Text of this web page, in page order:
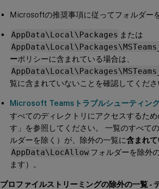
Microsoftの推奨事項に従ってフォルダー
AppData\Local\Packages または
ーポリシーに含まれている場合は、
覧に含まれていないことを確認してくださ
Microsoft Teamsトラブルシューティン
すべてのディレクトリにアクセスするた
す」を参照してください。 一覧のすべて
ルダーを除く）が、除外の一覧に含まれ
AppData\LocAllow フォルダーを除外
ます）。
プロファイルストリーミングの除外の一覧 -